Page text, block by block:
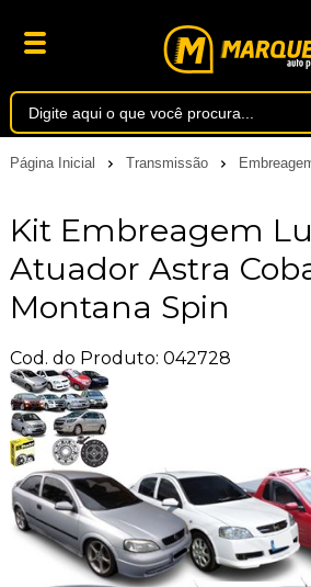
Página Inicial Transmissão
Kit Embreagem
Atuador Astra
Montana Spin
Cod. do Produto: 042728